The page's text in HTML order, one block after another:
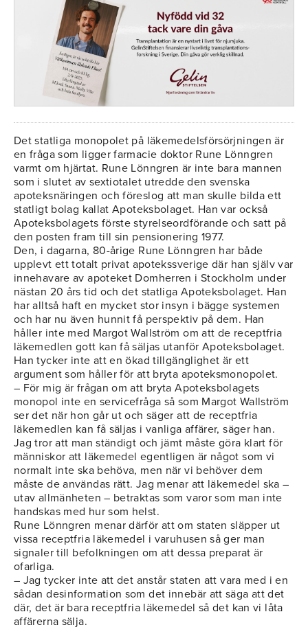
Det statliga monopolet på läkemedelsförsörjningen är
en fråga som ligger farmacie doktor Rune Lönngren
varmt om hjärtat. Rune Lönngren är inte bara mannen
som i slutet av sextiotalet utredde den svenska
apoteksnäringen och föreslog att man skulle bilda ett
statligt bolag kallat Apoteksbolaget. Han var också
Apoteksbolagets förste styrelseordförande och satt på
den posten fram till sin pensionering 1977.
Den, i dagarna, 80-årige Rune Lönngren har både
upplevt ett totalt privat apotekssverige där han själv var
innehavare av apoteket Domherren i Stockholm under
nästan 20 års tid och det statliga Apoteksbolaget. Han
har alltså haft en mycket stor insyn i bägge systemen
och har nu även hunnit få perspektiv på dem. Han
håller inte med Margot Wallström om att de receptfria
läkemedlen gott kan få säljas utanför Apoteksbolaget.
Han tycker inte att en ökad tillgänglighet är ett
argument som håller för att bryta apoteksmonopolet.
– För mig är frågan om att bryta Apoteksbolagets
monopol inte en servicefråga så som Margot Wallström
ser det när hon går ut och säger att de receptfria
läkemedlen kan få säljas i vanliga affärer, säger han.
Jag tror att man ständigt och jämt måste göra klart för
människor att läkemedel egentligen är något som vi
normalt inte ska behöva, men när vi behöver dem
måste de användas rätt. Jag menar att läkemedel ska –
utav allmänheten – betraktas som varor som man inte
handskas med hur som helst.
Rune Lönngren menar därför att om staten släpper ut
vissa receptfria läkemedel i varuhusen så ger man
signaler till befolkningen om att dessa preparat är
ofarliga.
– Jag tycker inte att det anstår staten att vara med i en
sådan desinformation som det innebär att säga att det
där, det är bara receptfria läkemedel så det kan vi låta
affärerna sälja.